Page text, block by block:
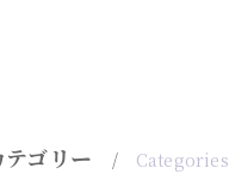
テゴリー Categories